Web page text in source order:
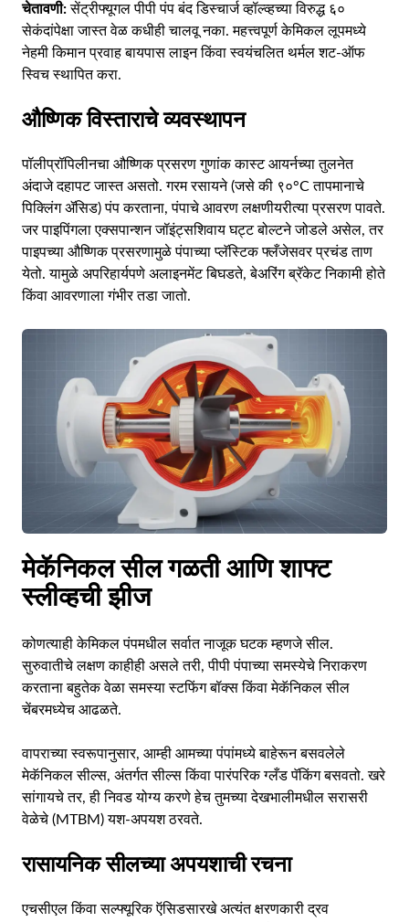
चेतावणी:सेंट्रीफ्यूगल पीपी पंप बंद डिस्चार्ज व्हॉल्व्हच्या विरुद्ध ६०
सेकंदांपेक्षा जास्त वेळ कधीही चालवू नका. महत्त्वपूर्ण केमिकल लूपमध्ये
नेहमी किमान प्रवाह बायपास लाइन किंवा स्वयंचलित थर्मल शट-ऑफ
स्विच स्थापित करा.
औष्णिक विस्ताराचे व्यवस्थापन
पॉलीप्रॉपिलीनचा औष्णिक प्रसरण गुणांक कास्ट आयर्नच्या तुलनेत
अंदाजे दहापट जास्त असतो. गरम रसायने (जसे की ९०°C तापमानाचे
पिक्लिंग ॲसिड) पंप करताना, पंपाचे आवरण लक्षणीयरीत्या प्रसरण पावते.
जर पाइपिंगला एक्सपान्शन जॉइंट्सशिवाय घट्ट बोल्टने जोडले असेल, तर
पाइपच्या औष्णिक प्रसरणामुळे पंपाच्या प्लॅस्टिक फ्लँजेसवर प्रचंड ताण
येतो. यामुळे अपरिहार्यपणे अलाइनमेंट बिघडते, बेअरिंग ब्रॅकेट निकामी होते
किंवा आवरणाला गंभीर तडा जातो.
मेकॅनिकल सील गळती आणि शाफ्ट
स्लीव्हची झीज
कोणत्याही केमिकल पंपमधील सर्वात नाजूक घटक म्हणजे सील.
सुरुवातीचे लक्षण काहीही असले तरी, पीपी पंपाच्या समस्येचे निराकरण
करताना बहुतेक वेळा समस्या स्टफिंग बॉक्स किंवा मेकॅनिकल सील
चेंबरमध्येच आढळते.
वापराच्या स्वरूपानुसार, आम्ही आमच्या पंपांमध्ये बाहेरून बसवलेले
मेकॅनिकल सील्स, अंतर्गत सील्स किंवा पारंपरिक ग्लँड पॅकिंग बसवतो. खरे
सांगायचे तर, ही निवड योग्य करणे हेच तुमच्या देखभालीमधील सरासरी
वेळेचे (MTBM) यश-अपयश ठरवते.
रासायनिक सीलच्या अपयशाची रचना
एचसीएल किंवा सल्फ्यूरिक ऍसिडसारखे अत्यंत क्षरणकारी द्रव